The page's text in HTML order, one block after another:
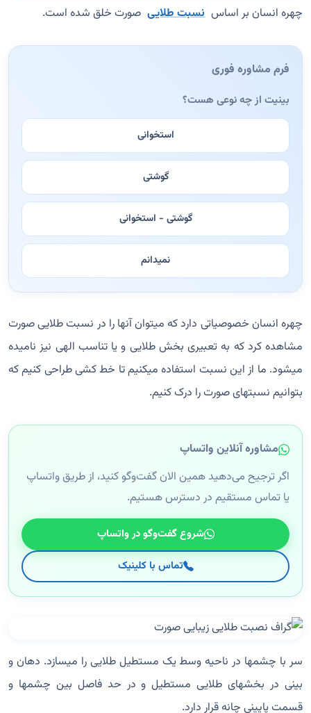
چهره انسان بر اساس نسبت طلایی صورت خلق شده است.
فرم مشاوره فوری
بینیت از چه نوعی هست؟
استخوانی
گوشتی
گوشتی - استخوانی
نمیدانم
چهره انسان خصوصیاتی دارد که میتوان آنها را در نسبت طلایی صورت
مشاهده کرد که به تعبیری بخش طلایی و یا تناسب الهی نیز نامیده
میشود. ما از این نسبت استفاده میکنیم تا خط کشی طراحی کنیم که
بتوانیم نسبتهای صورت را درک کنیم.
مشاوره آنلاین واتساپ
اگر ترجیح می‌دهید همین الان گفت‌وگو کنید، از طریق واتساپ
یا تماس مستقیم در دسترس هستیم.
شروع گفت‌وگو در واتساپ
تماس با کلینیک
سر با چشمها در ناحیه وسط یک مستطیل طلایی را میسازد. دهان و
بینی در بخشهای طلایی مستطیل و در حد فاصل بین چشمها و
قسمت پایینی چانه قرار دارد.